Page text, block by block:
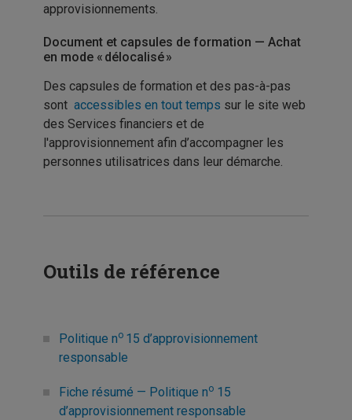
approvisionnements.
Document et capsules de formation — Achat
en mode « délocalisé »
Des capsules de formation et des pas-à-pas
sont accessibles en tout temps sur le site web
des Services financiers et de
l'approvisionnement afin d’accompagner les
personnes utilisatrices dans leur démarche.
Outils de référence
Politique no 15 d’approvisionnement
responsable
Fiche résumé — Politique no 15
d’approvisionnement responsable